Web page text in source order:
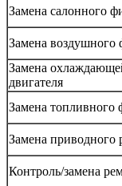
Замена салонного
Замена воздушного
Замена
двигателя
Замена топливного
Замена приводного
Контроль/замена